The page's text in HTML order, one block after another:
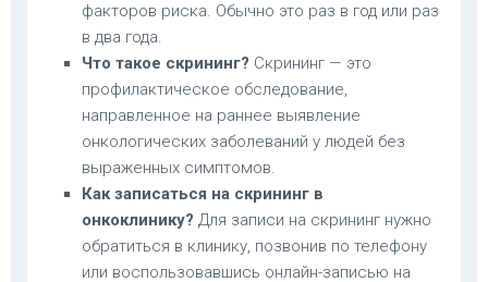
факторов риска. Обычно это раз в год или раз
в два года.
Что такое скрининг? Скрининг — это
профилактическое обследование,
направленное на раннее выявление
онкологических заболеваний у людей без
выраженных симптомов.
Как записаться на скрининг в
онкоклинику? Для записи на скрининг нужно
обратиться в клинику, позвонив по телефону
или воспользовавшись онлайн-записью на